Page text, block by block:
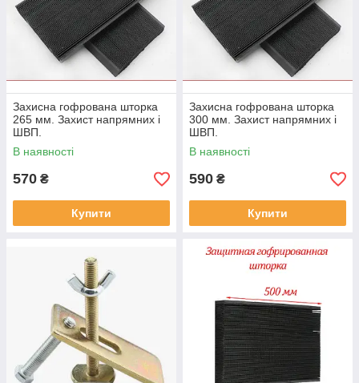
Захисна гофрована шторка
265 мм. Захист напрямних і
ШВП.
В наявності
570 ₴
Купити
Захисна гофрована шторка
300 мм. Захист напрямних і
ШВП.
В наявності
590 ₴
Купити